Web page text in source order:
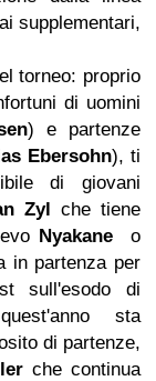
supplementari,
torneo: proprio
di uomini
) e partenze
Ebersohn), ti
di giovani
Zyl che tiene
Nyakane o
in partenza per
sull'esodo di
sta
di partenze,
che continua